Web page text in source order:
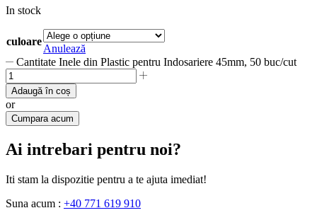
In stock
culoare
Anulează
Cantitate Inele din Plastic pentru Indosariere 45mm, 50 buc/cut
Adaugă în coș
or
Cumpara acum
Ai intrebari pentru noi?
Iti stam la dispozitie pentru a te ajuta imediat!
Suna acum : +40 771 619 910